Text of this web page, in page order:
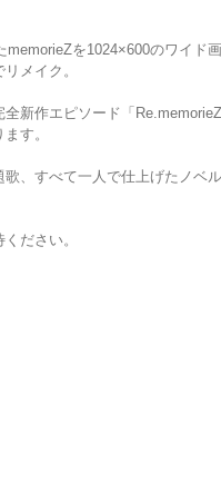
memorieZを1024×600のワイド
メイク。
全新作エピソード「
す。
、すべて一人で仕上げたノベ
ださい。